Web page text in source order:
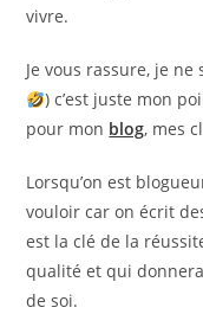
vivre.
Je vous rassure, je
) c’est juste mon
pour mon blog, mes
Lorsqu’on est
vouloir car on écrit
est la clé de la
qualité et qui
de soi.